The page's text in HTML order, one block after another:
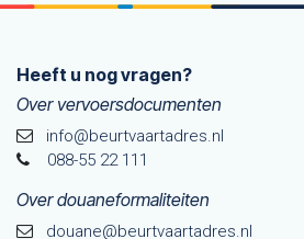
Heeft u nog vragen?
Over vervoersdocumenten
info@beurtvaartadres.nl
088-55 22 111
Over douaneformaliteiten
douane@beurtvaarta​dres.nl